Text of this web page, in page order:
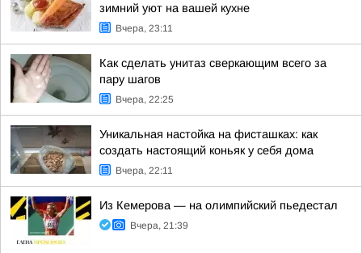
зимний уют на вашей кухне
Вчера, 23:11
Как сделать унитаз сверкающим всего за
пару шагов
Вчера, 22:25
Уникальная настойка на фисташках: как
создать настоящий коньяк у себя дома
Вчера, 22:11
Из Кемерова — на олимпийский пьедестал
Вчера, 21:39